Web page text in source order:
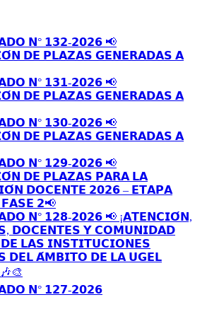
𝗡° 𝟭𝟯𝟮-𝟮𝟬𝟮𝟲 📢
𝗗𝗘 𝗣𝗟𝗔𝗭𝗔𝗦 𝗚𝗘𝗡𝗘𝗥𝗔𝗗𝗔𝗦 𝗔
𝗡° 𝟭𝟯𝟭-𝟮𝟬𝟮𝟲 📢
𝗗𝗘 𝗣𝗟𝗔𝗭𝗔𝗦 𝗚𝗘𝗡𝗘𝗥𝗔𝗗𝗔𝗦 𝗔
𝗡° 𝟭𝟯𝟬-𝟮𝟬𝟮𝟲 📢
𝗗𝗘 𝗣𝗟𝗔𝗭𝗔𝗦 𝗚𝗘𝗡𝗘𝗥𝗔𝗗𝗔𝗦 𝗔
𝗡° 𝟭𝟮𝟵-𝟮𝟬𝟮𝟲 📢
𝗗𝗘 𝗣𝗟𝗔𝗭𝗔𝗦 𝗣𝗔𝗥𝗔 𝗟𝗔
𝗗𝗢𝗖𝗘𝗡𝗧𝗘 𝟮𝟬𝟮𝟲 – 𝗘𝗧𝗔𝗣𝗔
𝟮📢
𝗡° 𝟭𝟮𝟴-𝟮𝟬𝟮𝟲 📢 ¡𝗔𝗧𝗘𝗡𝗖𝗜𝗢́𝗡,
𝗗𝗢𝗖𝗘𝗡𝗧𝗘𝗦 𝗬 𝗖𝗢𝗠𝗨𝗡𝗜𝗗𝗔𝗗
𝗟𝗔𝗦 𝗜𝗡𝗦𝗧𝗜𝗧𝗨𝗖𝗜𝗢𝗡𝗘𝗦
𝗗𝗘𝗟 𝗔́𝗠𝗕𝗜𝗧𝗢 𝗗𝗘 𝗟𝗔 𝗨𝗚𝗘𝗟
𝗡° 𝟭𝟮𝟳-𝟮𝟬𝟮𝟲